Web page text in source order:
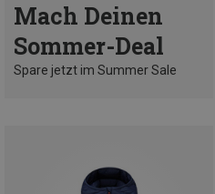
Mach Deinen
Sommer-Deal
Spare jetzt im Summer Sale